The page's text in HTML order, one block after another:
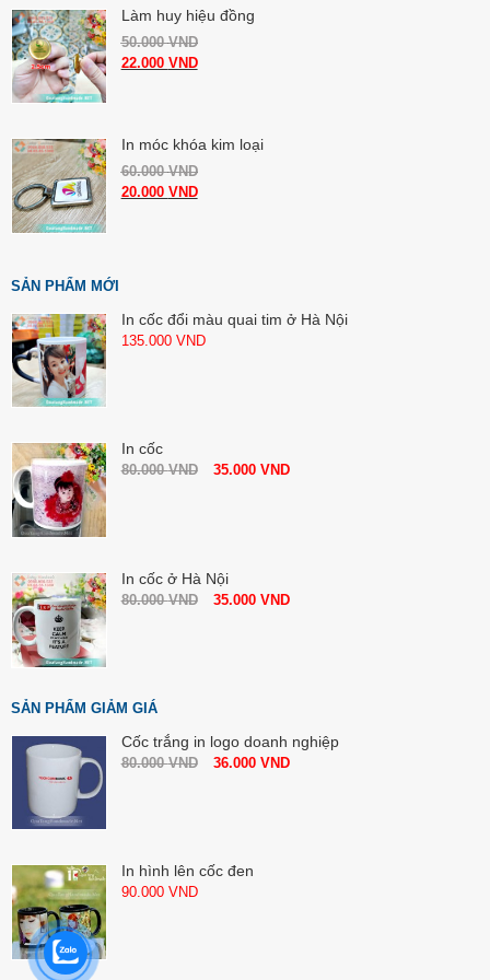
Làm huy hiệu đồng
50.000VND
22.000 VND
In móc khóa kim loại
60.000VND
20.000 VND
SẢN PHẨM MỚI
In cốc đổi màu quai tim ở Hà Nội
135.000 VND
In cốc
80.000VND 35.000 VND
In cốc ở Hà Nội
80.000VND 35.000 VND
SẢN PHẨM GIẢM GIÁ
Cốc trắng in logo doanh nghiệp
80.000VND 36.000 VND
In hình lên cốc đen
90.000 VND